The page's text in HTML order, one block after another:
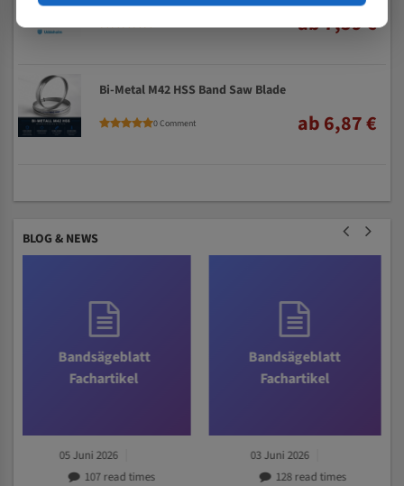
ab 7,59 €
Bi-Metal M42 HSS Band Saw Blade
0 Comment ab 6,87 €
BLOG & NEWS
Bandsägeblatt
Fachartikel
03 Juni 2026
128 read times
Bandsägeblatt
Fachartikel
01 Juni 2026
128 read times